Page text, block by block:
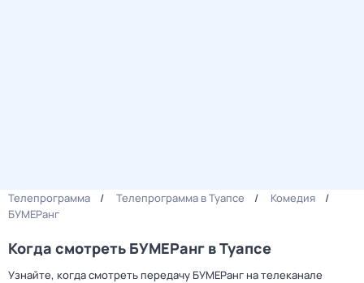
Телепрограмма Телепрограмма в Туапсе
Комедия
БУМЕРанг
Когда смотреть БУМЕРанг в Туапсе
Узнайте, когда смотреть передачу БУМЕРанг на телеканале